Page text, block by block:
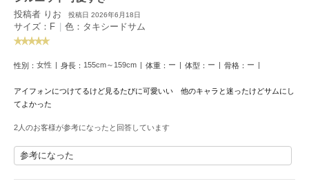
HUNTER
ハンター
HOKA ONEONE
KEEN
ラート
投稿者 りお 投稿日 2026年6月18日
サイズ：F | 色：タキシードサム
性別： 女性 身長： 155cm～159cm 体重： ー 体型： ー 骨格： ー
アイフォンにつけてるけど見るたびに可愛いい 他のキャラと迷ったけどサムにし
てよかった
2人のお客様が参考になったと回答しています
参考になった